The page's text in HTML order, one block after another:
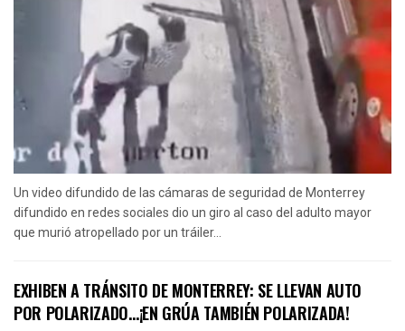
Un video difundido de las cámaras de seguridad de Monterrey
difundido en redes sociales dio un giro al caso del adulto mayor
que murió atropellado por un tráiler...
EXHIBEN A TRÁNSITO DE MONTERREY: SE LLEVAN AUTO
POR POLARIZADO…¡EN GRÚA TAMBIÉN POLARIZADA!